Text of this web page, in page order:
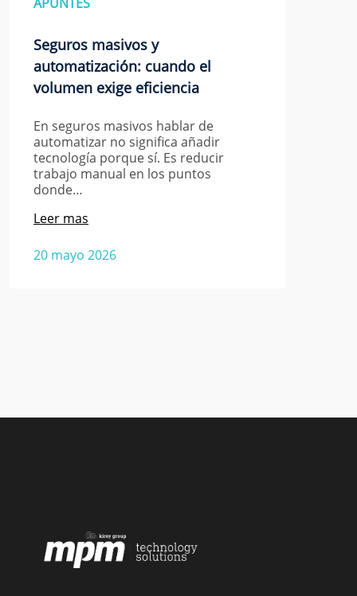
Seguros masivos y
automatización: cuando el
volumen exige eficiencia
En seguros masivos hablar de
automatizar no significa añadir
tecnología porque sí. Es reducir
trabajo manual en los puntos
donde…
20 mayo 2026
Leer mas